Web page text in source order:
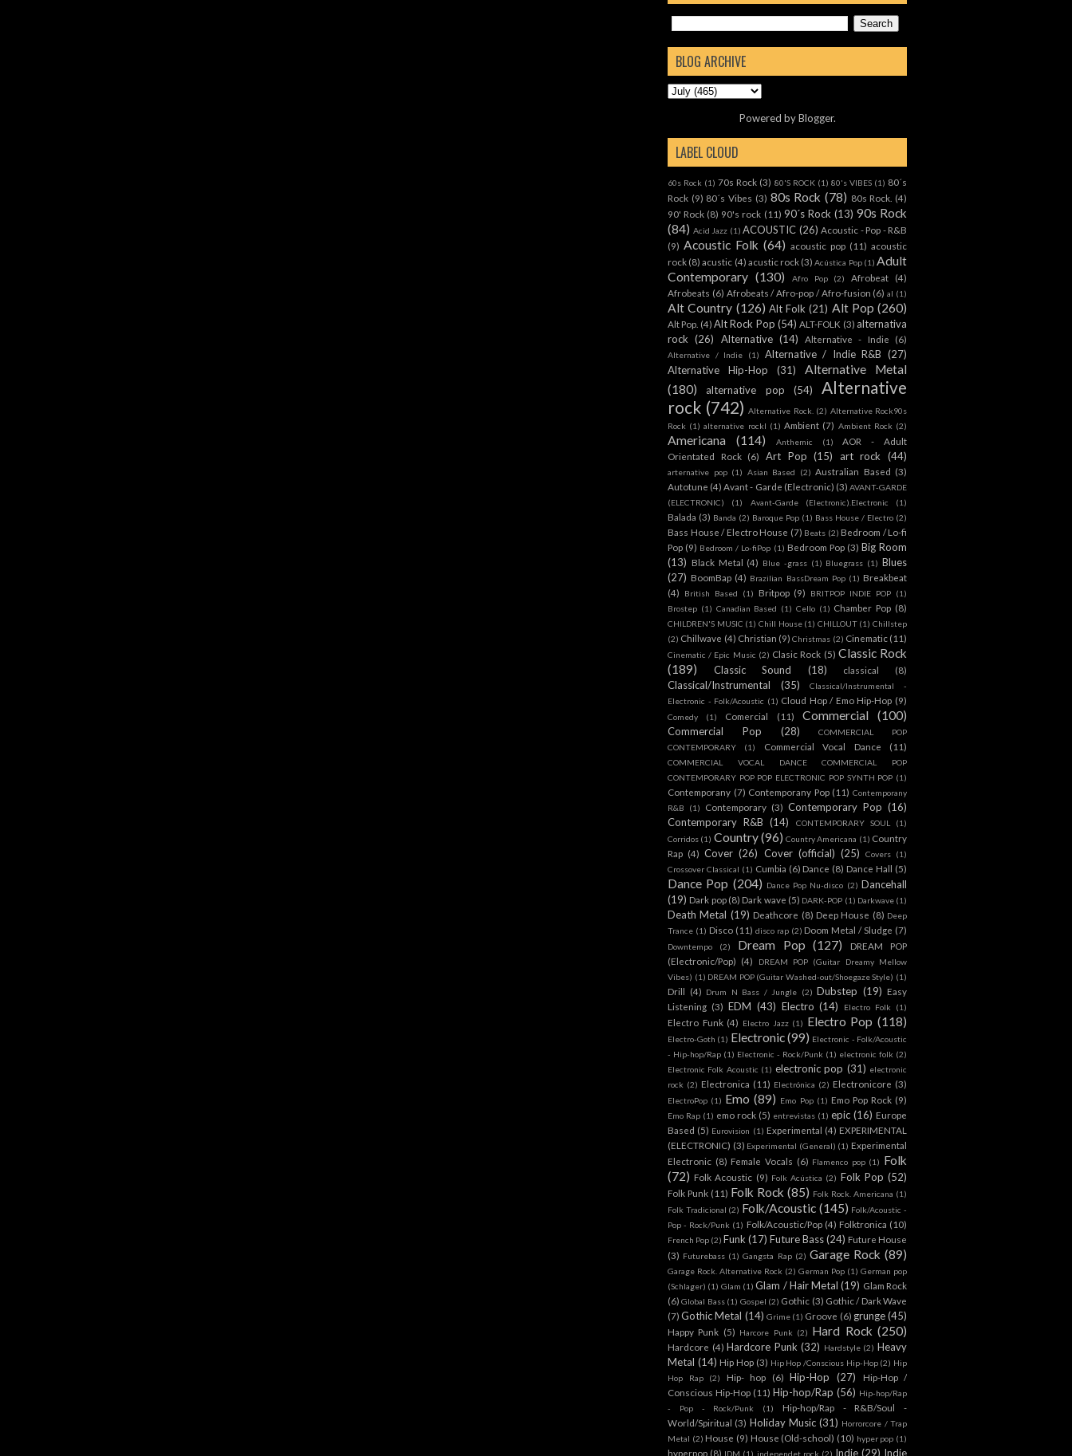
BLOG ARCHIVE
Powered byBlogger.
LABEL CLOUD
60s Rock (1) 70s Rock (3) 80'S ROCK (1) 80's VIBES (1) 80´s
Rock (9) 80´s Vibes (3) 80s Rock (78) 80s Rock. (4)
90' Rock (8) 90's rock (11) 90´s Rock (13) 90s Rock
(84) Acid Jazz (1) ACOUSTIC (26) Acoustic - Pop - R&B
(9) Acoustic Folk (64) acoustic pop (11) acoustic
rock (8) acustic (4) acustic rock (3) Acústica Pop (1) Adult
Contemporary (130) Afro Pop (2) Afrobeat
(4)
Afrobeats (6) Afrobeats / Afro-pop / Afro-fusion (6) al (1)
Alt Country (126) Alt Folk (21) Alt Pop (260)
Alt Pop. (4) Alt Rock Pop (54) ALT-FOLK (3) alternativa
rock (26) Alternative (14) Alternative - Indie (6)
Alternative / Indie (1) Alternative / Indie R&B (27)
Alternative Hip-Hop
(31)
Alternative Metal
(180)
alternative pop (54)
Alternative
rock (742) Alternative Rock. (2) Alternative Rock90s
Rock (1) alternative rockl (1) Ambient (7) Ambient Rock (2)
Americana (114) Anthemic (1)
AOR - Adult
Orientated Rock (6) Art Pop (15) art rock (44)
arternative pop (1) Asian Based (2) Australian Based (3)
Autotune (4) Avant - Garde (Electronic) (3) AVANT-GARDE
(ELECTRONIC)
(1) Avant-Garde (Electronic).Electronic (1)
Balada (3) Banda (2) Baroque Pop (1) Bass House / Electro (2)
Bass House / Electro House (7) Beats (2) Bedroom / Lo-fi
Pop (9) Bedroom / Lo-fiPop (1) Bedroom Pop (3) Big Room
(13) Black Metal (4) Blue -grass (1) Bluegrass (1) Blues
(27) BoomBap (4) Brazilian BassDream Pop (1) Breakbeat
(4)
British Based (1) Britpop (9) BRITPOP INDIE POP (1)
Brostep (1) Canadian Based (1) Cello (1) Chamber Pop (8)
CHILDREN'S MUSIC (1) Chill House (1) CHILLOUT (1) Chillstep
(2) Chillwave (4) Christian (9) Christmas (2) Cinematic (11)
Cinematic / Epic Music (2) Clasic Rock (5) Classic Rock
(189)
Classic Sound (18) classical (8)
Classical/Instrumental (35)
Classical/Instrumental -
Electronic - Folk/Acoustic (1) Cloud Hop / Emo Hip-Hop (9)
Comedy (1) Comercial (11) Commercial (100)
Commercial Pop (28)
COMMERCIAL POP
CONTEMPORARY
(1) Commercial Vocal Dance (11)
COMMERCIAL VOCAL DANCE COMMERCIAL POP
CONTEMPORARY POP POP ELECTRONIC POP SYNTH POP (1)
Contemporany (7) Contemporany Pop (11) Contemporany
R&B
(1) Contemporary (3) Contemporary Pop (16)
Contemporary R&B (14) CONTEMPORARY SOUL
(1)
Corridos (1) Country(96) Country Americana (1) Country
Rap (4) Cover (26) Cover (official) (25) Covers (1)
Crossover Classical (1) Cumbia (6) Dance (8) Dance Hall (5)
Dance Pop (204) Dance Pop Nu-disco (2) Dancehall
(19) Dark pop (8) Dark wave (5) DARK-POP (1) Darkwave (1)
Death Metal (19) Deathcore (8) Deep House (8) Deep
Trance (1) Disco (11) disco rap (2) Doom Metal / Sludge (7)
Downtempo (2) Dream Pop (127)
DREAM POP
(Electronic/Pop) (4)
DREAM POP (Guitar Dreamy Mellow
Vibes) (1) DREAM POP (Guitar Washed-out/Shoegaze Style) (1)
Drill (4) Drum N Bass / Jungle (2) Dubstep (19) Easy
Listening (3) EDM (43) Electro (14) Electro Folk (1)
Electro Funk (4) Electro Jazz (1) Electro Pop (118)
Electro-Goth (1) Electronic(99) Electronic - Folk/Acoustic
- Hip-hop/Rap (1) Electronic - Rock/Punk (1) electronic folk (2)
Electronic Folk Acoustic (1) electronic pop (31) electronic
rock (2) Electronica (11) Electrónica (2) Electronicore (3)
ElectroPop (1) Emo (89) Emo Pop (1) Emo Pop Rock (9)
Emo Rap (1) emo rock (5) entrevistas (1) epic (16) Europe
Based (5) Eurovision (1) Experimental (4) EXPERIMENTAL
(ELECTRONIC) (3) Experimental (General) (1) Experimental
Electronic (8) Female Vocals (6) Flamenco pop (1) Folk
(72) Folk Acoustic (9) Folk Acústica (2) Folk Pop (52)
Folk Punk (11) Folk Rock (85) Folk Rock. Americana (1)
Folk Tradicional (2) Folk/Acoustic (145) Folk/Acoustic -
Pop - Rock/Punk (1) Folk/Acoustic/Pop (4) Folktronica (10)
French Pop (2) Funk (17) Future Bass(24) Future House
(3) Futurebass (1) Gangsta Rap (2) Garage Rock (89)
Garage Rock. Alternative Rock (2) German Pop (1) German pop
(Schlager) (1) Glam (1) Glam / Hair Metal (19) Glam Rock
(6) Global Bass (1) Gospel (2) Gothic (3) Gothic / Dark Wave
(7) Gothic Metal (14) Grime (1) Groove (6) grunge (45)
Happy Punk (5) Harcore Punk (2) Hard Rock (250)
Hardcore (4) Hardcore Punk (32) Hardstyle (2) Heavy
Metal (14) Hip Hop (3) Hip Hop /Conscious Hip-Hop (2) Hip
Hop Rap
(2) Hip- hop (6) Hip-Hop (27)
Hip-Hop /
Conscious Hip-Hop (11) Hip-hop/Rap (56) Hip-hop/Rap
- Pop - Rock/Punk
(1)
Hip-hop/Rap - R&B/Soul -
World/Spiritual (3) Holiday Music (31) Horrorcore / Trap
Metal (2) House (9) House (Old-school) (10) hyper pop (1)
hyperpop (8) IDM (1) independet rock (2) Indie (29) Indie